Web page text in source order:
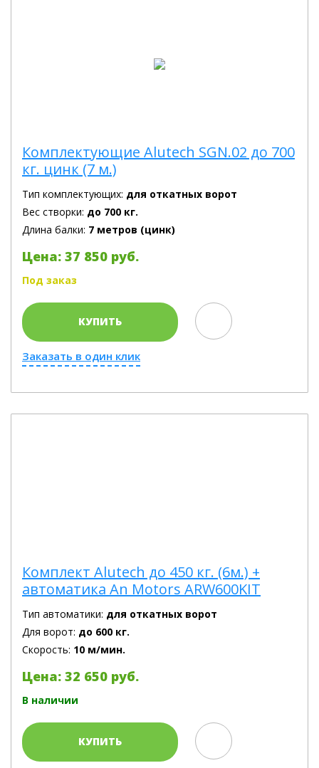
Комплектующие Alutech SGN.02 до 700
кг. цинк (7 м.)
Тип комплектующих: для откатных ворот
Вес створки: до 700 кг.
Длина балки: 7 метров (цинк)
Цена: 37 850 руб.
Под заказ
КУПИТЬ
Заказать в один клик
Комплект Alutech до 450 кг. (6м.) +
автоматика An Motors ARW600KIT
Тип автоматики: для откатных ворот
Для ворот: до 600 кг.
Скорость: 10 м/мин.
Цена: 32 650 руб.
В наличии
КУПИТЬ